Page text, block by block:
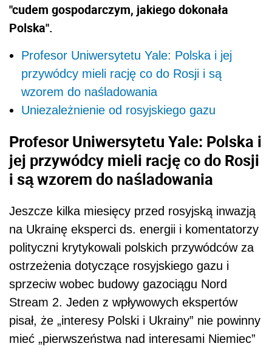
"cudem gospodarczym, jakiego dokonała
Polska".
Profesor Uniwersytetu Yale: Polska i jej
przywódcy mieli rację co do Rosji i są
wzorem do naśladowania
Uniezależnienie od rosyjskiego gazu
Profesor Uniwersytetu Yale: Polska i
jej przywódcy mieli rację co do Rosji
i są wzorem do naśladowania
Jeszcze kilka miesięcy przed rosyjską inwazją
na Ukrainę eksperci ds. energii i komentatorzy
polityczni krytykowali polskich przywódców za
ostrzeżenia dotyczące rosyjskiego gazu i
sprzeciw wobec budowy gazociągu Nord
Stream 2. Jeden z wpływowych ekspertów
pisał, że „interesy Polski i Ukrainy” nie powinny
mieć „pierwszeństwa nad interesami Niemiec”